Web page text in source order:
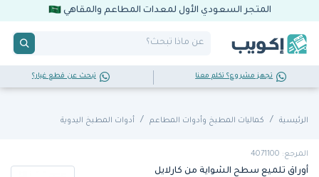
المتجر السعودي الأول لمعدات المطاعم والمقاهي
تجهز مشروع؟ تكلم معنا تبحث عن قطع غيار؟
الرئيسية كماليات المطبخ وأدوات المطاعم أدوات المطبخ اليدوية
المرجع: 4071100
أوراق تلميع سطح الشواية من كارلايل